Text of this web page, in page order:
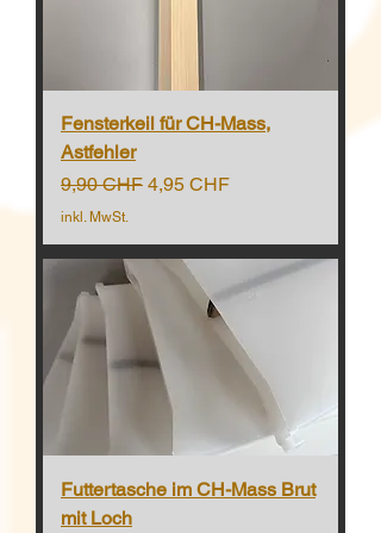
Fensterkeil für CH-Mass,
Astfehler
Standardpreis
9,90 CHF Sale-Preis
4,95 CHF
inkl. MwSt.
Futtertasche im CH-Mass Brut
mit Loch